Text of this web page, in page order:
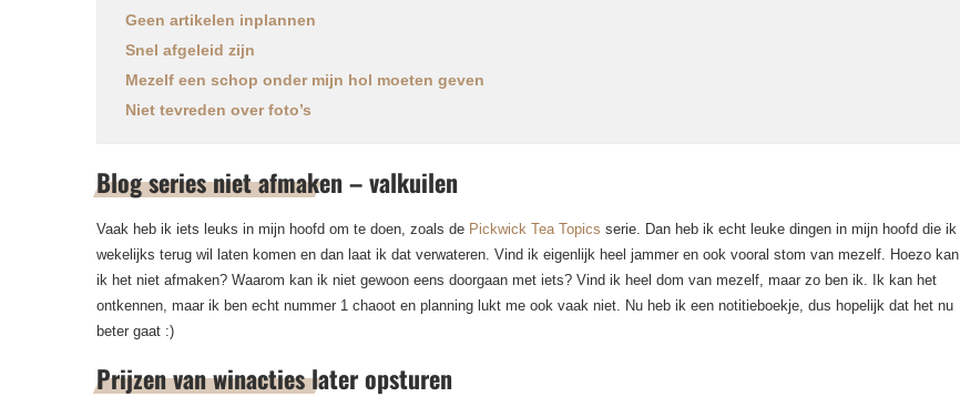
Geen artikelen inplannen
Snel afgeleid zijn
Mezelf een schop onder mijn hol moeten geven
Niet tevreden over foto’s
Blog series niet afmaken – valkuilen
Vaak heb ik iets leuks in mijn hoofd om te doen, zoals de Pickwick Tea Topics serie. Dan heb ik echt leuke dingen in mijn hoofd die ik
wekelijks terug wil laten komen en dan laat ik dat verwateren. Vind ik eigenlijk heel jammer en ook vooral stom van mezelf. Hoezo kan
ik het niet afmaken? Waarom kan ik niet gewoon eens doorgaan met iets? Vind ik heel dom van mezelf, maar zo ben ik. Ik kan het
ontkennen, maar ik ben echt nummer 1 chaoot en planning lukt me ook vaak niet. Nu heb ik een notitieboekje, dus hopelijk dat het nu
beter gaat :)
Prijzen van winacties later opsturen